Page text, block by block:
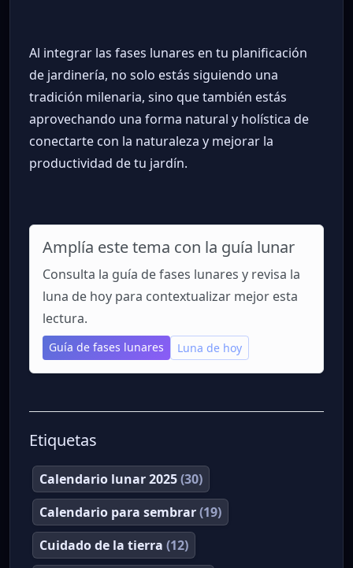
Al integrar las fases lunares en tu planificación
de jardinería, no solo estás siguiendo una
tradición milenaria, sino que también estás
aprovechando una forma natural y holística de
conectarte con la naturaleza y mejorar la
productividad de tu jardín.
Amplía este tema con la guía lunar
Consulta la guía de fases lunares y revisa la
luna de hoy para contextualizar mejor esta
lectura.
Guía de fases lunares Luna de hoy
Etiquetas
Calendario lunar 2025(30)
Calendario para sembrar(19)
Cuidado de la tierra (12)